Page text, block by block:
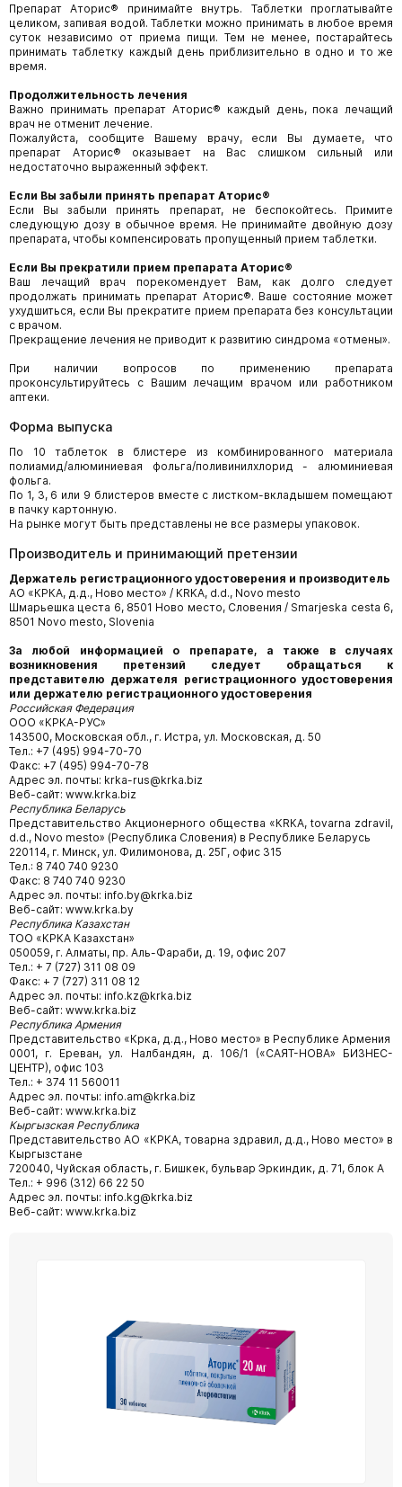
Препарат Аторис® принимайте внутрь. Таблетки проглатывайте
целиком, запивая водой. Таблетки можно принимать в любое время
суток независимо от приема пищи. Тем не менее, постарайтесь
принимать таблетку каждый день приблизительно в одно и то же
время.
Продолжительность лечения
Важно принимать препарат Аторис® каждый день, пока лечащий
врач не отменит лечение.
Пожалуйста, сообщите Вашему врачу, если Вы думаете, что
препарат Аторис® оказывает на Вас слишком сильный или
недостаточно выраженный эффект.
Если Вы забыли принять препарат Аторис®
Если Вы забыли принять препарат, не беспокойтесь. Примите
следующую дозу в обычное время. Не принимайте двойную дозу
препарата, чтобы компенсировать пропущенный прием таблетки.
Если Вы прекратили прием препарата Аторис®
Ваш лечащий врач порекомендует Вам, как долго следует
продолжать принимать препарат Аторис®. Ваше состояние может
ухудшиться, если Вы прекратите прием препарата без консультации
с врачом.
Прекращение лечения не приводит к развитию синдрома «отмены».
При наличии вопросов по применению препарата
проконсультируйтесь с Вашим лечащим врачом или работником
аптеки.
Форма выпуска
По 10 таблеток в блистере из комбинированного материала
полиамид/алюминиевая фольга/поливинилхлорид - алюминиевая
фольга.
По 1, 3, 6 или 9 блистеров вместе с листком-вкладышем помещают
в пачку картонную.
На рынке могут быть представлены не все размеры упаковок.
Производитель и принимающий претензии
Держатель регистрационного удостоверения и производитель
АО «КРКА, д.д., Ново место» / KRKA, d.d., Novo mesto
Шмарьешка цеста 6, 8501 Ново место, Словения / Smarjeska cesta 6,
8501 Novo mesto, Slovenia
За любой информацией о препарате, а также в случаях
возникновения претензий следует обращаться к
представителю держателя регистрационного удостоверения
или держателю регистрационного удостоверения
Российская Федерация
ООО «КРКА-РУС»
143500, Московская обл., г. Истра, ул. Московская, д. 50
Тел.: +7 (495) 994-70-70
Факс: +7 (495) 994-70-78
Адрес эл. почты: krka-rus@krka.biz
Веб-сайт: www.krka.biz
Республика Беларусь
Представительство Акционерного общества «КRКА, tovarna zdravil,
d.d., Novo mesto» (Республика Словения) в Республике Беларусь
220114, г. Минск, ул. Филимонова, д. 25Г, офис 315
Тел.: 8 740 740 9230
Факс: 8 740 740 9230
Адрес эл. почты: info.by@krka.biz
Веб-сайт: www.krka.by
Республика Казахстан
ТОО «КРКА Казахстан»
050059, г. Алматы, пр. Аль-Фараби, д. 19, офис 207
Тел.: + 7 (727) 311 08 09
Факс: + 7 (727) 311 08 12
Адрес эл. почты: info.kz@krka.biz
Веб-сайт: www.krka.biz
Республика Армения
Представительство «Крка, д.д., Ново место» в Республике Армения
0001, г. Ереван, ул. Налбандян, д. 106/1 («САЯТ-НОВА» БИЗНЕС-
ЦЕНТР), офис 103
Тел.: + 374 11 560011
Адрес эл. почты: info.am@krka.biz
Веб-сайт: www.krka.biz
Кыргызская Республика
Представительство АО «КРКА, товарна здравил, д.д., Ново место» в
Кыргызстане
720040, Чуйская область, г. Бишкек, бульвар Эркиндик, д. 71, блок А
Тел.: + 996 (312) 66 22 50
Адрес эл. почты: info.kg@krka.biz
Веб-сайт: www.krka.biz